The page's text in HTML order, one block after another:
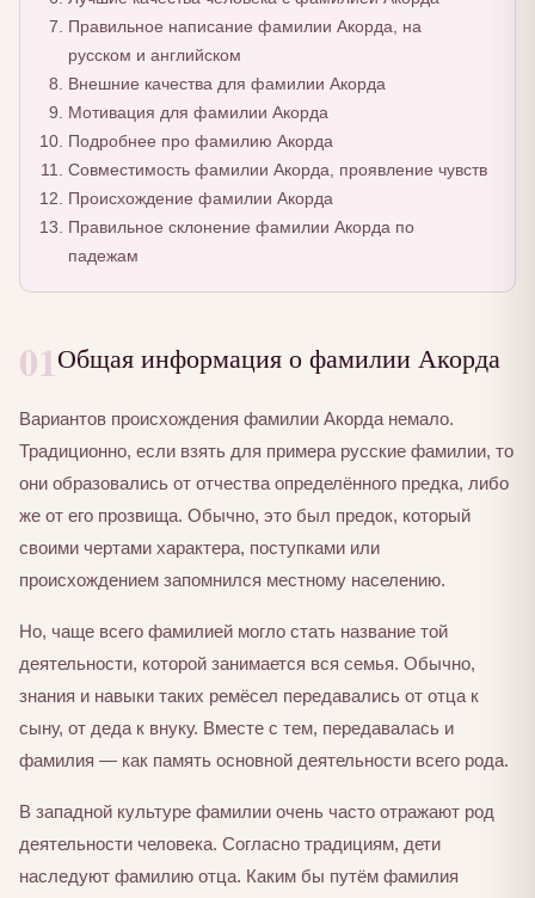
Правильное написание фамилии Акорда, на
русском и английском
Внешние качества для фамилии Акорда
Мотивация для фамилии Акорда
Подробнее про фамилию Акорда
Совместимость фамилии Акорда, проявление чувств
Происхождение фамилии Акорда
Правильное склонение фамилии Акорда по
падежам
01Общая информация о фамилии Акорда
Вариантов происхождения фамилии Акорда немало.
Традиционно, если взять для примера русские фамилии, то
они образовались от отчества определённого предка, либо
же от его прозвища. Обычно, это был предок, который
своими чертами характера, поступками или
происхождением запомнился местному населению.
Но, чаще всего фамилией могло стать название той
деятельности, которой занимается вся семья. Обычно,
знания и навыки таких ремёсел передавались от отца к
сыну, от деда к внуку. Вместе с тем, передавалась и
фамилия — как память основной деятельности всего рода.
В западной культуре фамилии очень часто отражают род
деятельности человека. Согласно традициям, дети
наследуют фамилию отца. Каким бы путём фамилия